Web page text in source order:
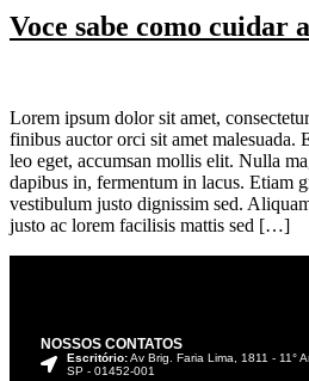
Voce sabe como cuidar
Lorem ipsum dolor sit amet,
finibus auctor orci sit amet malesuada.
leo eget, accumsan mollis elit. Nulla
dapibus in, fermentum in lacus. Etiam
vestibulum justo dignissim sed.
justo ac lorem facilisis mattis sed […]
NOSSOS CONTATOS
Escritório:Av Brig. Faria Lima, 1811 - 11°
SP - 01452-001